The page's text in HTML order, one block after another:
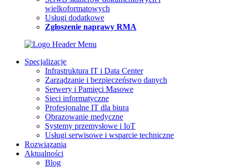
wielkoformatowych
Usługi dodatkowe
Zgłoszenie naprawy RMA
Specjalizacje
Infrastruktura IT i Data Center
Zarządzanie i bezpieczeństwo danych
Serwery i Pamięci Masowe
Sieci informatyczne
Profesjonalne IT dla biura
Obrazowanie medyczne
Systemy przemysłowe i IoT
Usługi serwisowe i wsparcie techniczne
Rozwiązania
Aktualności
Blog